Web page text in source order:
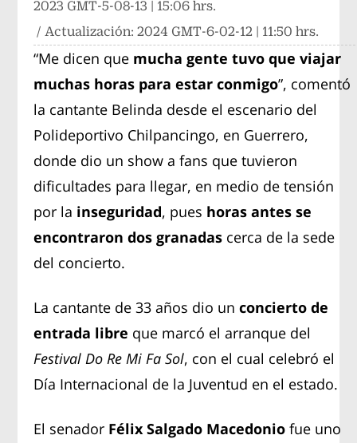
2023 GMT-5-08-13 | 15:06 hrs.
/ Actualización:2024 GMT-6-02-12 | 11:50 hrs.
“Me dicen que mucha gente tuvo que viajar
muchas horas para estar conmigo”, comentó
la cantante Belinda desde el escenario del
Polideportivo Chilpancingo, en Guerrero,
donde dio un show a fans que tuvieron
dificultades para llegar, en medio de tensión
por la inseguridad, pues horas antes se
encontraron dos granadas cerca de la sede
del concierto.
La cantante de 33 años dio unconcierto de
entrada libre que marcó el arranque del
Festival Do Re Mi Fa Sol, con el cual celebró el
Día Internacional de la Juventud en el estado.
El senador Félix Salgado Macedonio fue uno